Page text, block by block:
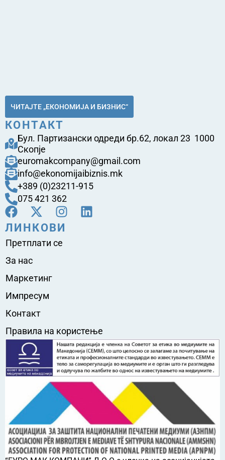
ЧИТАЈТЕ „ЕКОНОМИЈА И БИЗНИС“
КОНТАКТ
Бул. Партизански одреди бр.62, локал 23 1000
Скопје
euromakcompany@gmail.com
info@ekonomijaibiznis.mk
+389 (0)23211-915
075 421 362
ЛИНКОВИ
Претплати се
За нас
Маркетинг
Импресум
Контакт
Правила на користење